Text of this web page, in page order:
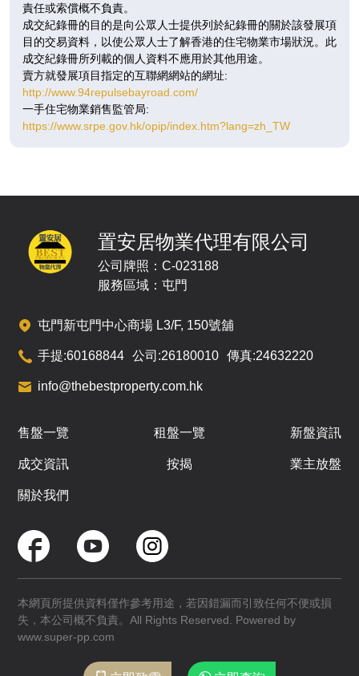
責任或索償概不負責。
成交紀錄冊的目的是向公眾人士提供列於紀錄冊的關於該發展項
目的交易資料，以使公眾人士了解香港的住宅物業市場狀況。此
成交紀錄冊所列載的個人資料不應用於其他用途。
賣方就發展項目指定的互聯網網站的網址:
http://www.94repulsebayroad.com/
一手住宅物業銷售監管局:
https://www.srpe.gov.hk/opip/index.htm?lang=zh_TW
置安居物業代理有限公司
公司牌照：C-023188
服務區域：屯門
屯門新屯門中心商場 L3/F, 150號舖
手提:60168844 公司:26180010 傳真:24632220
info@thebestproperty.com.hk
售盤一覽 租盤一覽 新盤資訊
成交資訊 按揭 業主放盤
關於我們
本網頁所提供資料僅作參考用途，若因錯漏而引致任何不便或損
失，本公司概不負責。All Rights Reserved. Powered by
www.super-pp.com